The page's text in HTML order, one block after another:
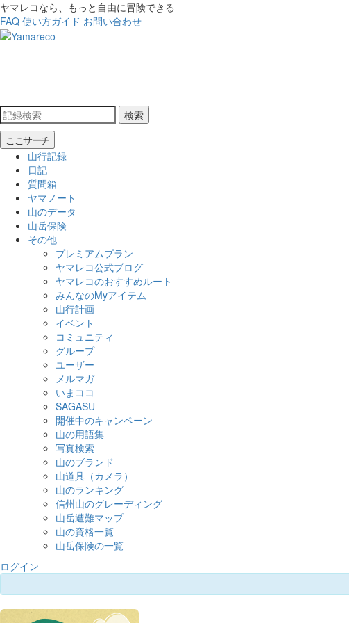
ヤマレコなら、もっと自由に冒険できる
FAQ 使い方ガイド お問い合わせ
検索
ここサーチ
山行記録
日記
質問箱
ヤマノート
山のデータ
山岳保険
その他
プレミアムプラン
ヤマレコ公式ブログ
ヤマレコのおすすめルート
みんなのMyアイテム
山行計画
イベント
コミュニティ
グループ
ユーザー
メルマガ
いまココ
SAGASU
開催中のキャンペーン
山の用語集
写真検索
山のブランド
山道具（カメラ）
山のランキング
信州山のグレーディング
山岳遭難マップ
山の資格一覧
山岳保険の一覧
ログイン